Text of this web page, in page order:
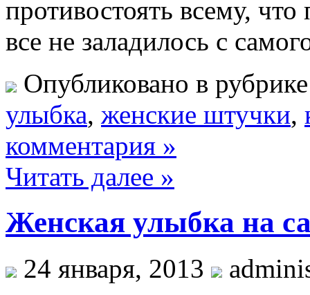
противостоять всему,
все не заладилось с
Опубликовано в
улыбка, женские штучки,
комментария »
Читать далее »
Женская улыбка на
24 января, 2013